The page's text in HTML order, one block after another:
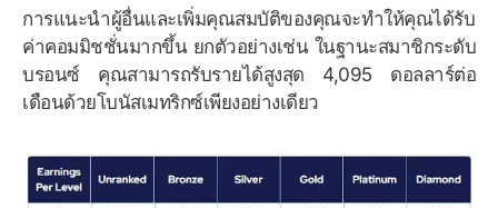
การแนะนำผู้อื่นและเพิ่มคุณสมบัติของคุณจะทำให้คุณได้รับ
ค่าคอมมิชชั่นมากขึ้น ยกตัวอย่างเช่น ในฐานะสมาชิกระดับ
บรอนซ์ คุณสามารถรับรายได้สูงสุด 4,095 ดอลลาร์ต่อ
เดือนด้วยโบนัสเมทริกซ์เพียงอย่างเดียว